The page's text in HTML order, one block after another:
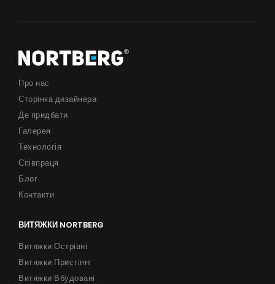
Про нас
Сторінка дизайнера
Де придбати
Галерея
Технологія
Співпраця
Блог
Контакти
ВИТЯЖКИ NORTBERG
Витяжки Острівні
Витяжки Пристінні
Витяжки Вбудовані